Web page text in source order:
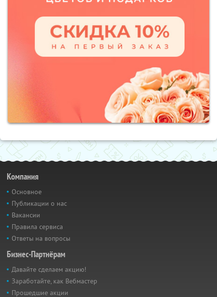
Компания
Основное
Публикации о нас
Вакансии
Правила сервиса
Ответы на вопросы
Бизнес-Партнёрам
Давайте сделаем акцию!
Заработайте, как Вебмастер
Прошедшие акции